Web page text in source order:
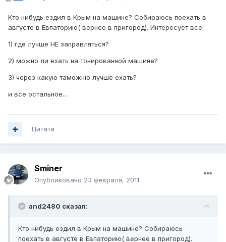
Кто нибудь ездил в Крым на машине? Собираюсь поехать в
августе в Евпаторию( вернее в пригород). Интересует все.
1) где лучше НЕ заправляться?
2) можно ли ехать на тонированной машине?
3) через какую таможню лучше ехать?
и все остальное...
Цитата
Sminer
Опубликовано 23 февраля, 2011
and2480 сказал:
Кто нибудь ездил в Крым на машине? Собираюсь
поехать в августе в Евпаторию( вернее в пригород).